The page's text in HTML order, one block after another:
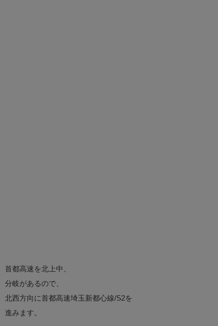
首都高速を北上中、
分岐があるので、
北西方向に首都高速埼玉新都心線/S2を
進みます。